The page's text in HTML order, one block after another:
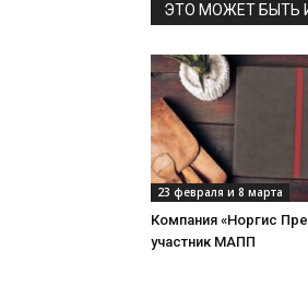
ЭТО МОЖЕТ БЫТЬ
23 февраля и 8 марта
Компания «Норгис
участник МАПП